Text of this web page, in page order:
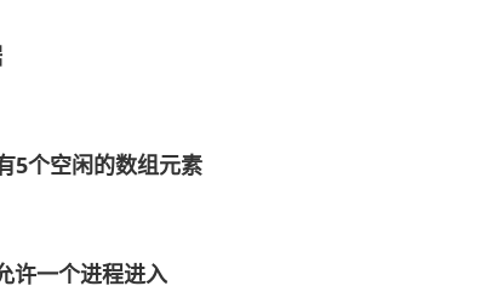
个空闲的数组元素
一个进程进入